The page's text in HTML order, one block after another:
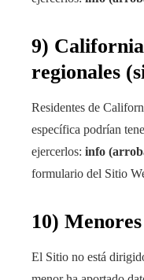
9)
regionales
Residentes de
específica podrían
ejercerlos: info
formulario del Sitio
10) Menores
El Sitio no está